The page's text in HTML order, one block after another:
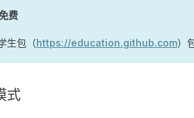
费
生包（https://education.github.com）
式